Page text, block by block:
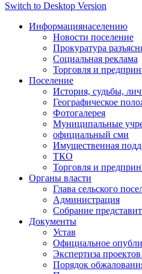
Switch to Desktop Version
Информациянаселению
Новости поселение
Прокуратура
Социальная реклама
Торговля и
Поселение
История, судьбы,
Географическое
Фотогалерея
Муниципальные
официальный сми
Имущественная
ТКО
Торговля и
Органы власти
Глава сельского
Администрация
Собрание
Документы
Устав
Официальное
Экспертиза
Порядок